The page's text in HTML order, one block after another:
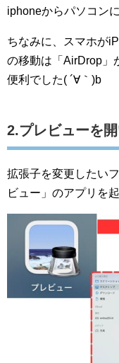
iphoneからパソコン
ちなみに、スマホが
の移動は「AirDrop」
便利でした( ´∀｀)b
2.プレビューを
拡張子を変更したい
ビュー」のアプリを